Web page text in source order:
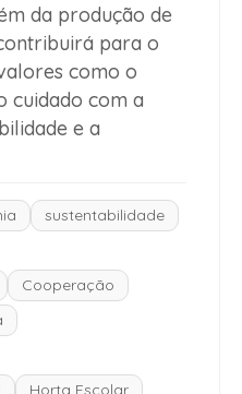
da produção de
para o
como o
cuidado com a
e a
sustentabilidade
Cooperação
Horta Escolar